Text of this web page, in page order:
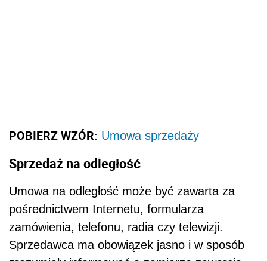
POBIERZ WZÓR: Umowa sprzedaży
Sprzedaż na odległość
Umowa na odległość może być zawarta za
pośrednictwem Internetu, formularza
zamówienia, telefonu, radia czy telewizji.
Sprzedawca ma obowiązek jasno i w sposób